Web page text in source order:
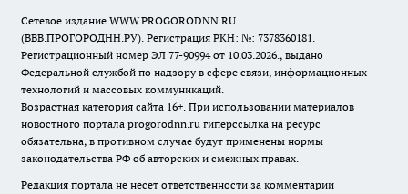
Сетевое издание WWW.PROGORODNN.RU
(ВВВ.ПРОГОРОДНН.РУ). Регистрация РКН: №: 7378360181.
Регистрационный номер ЭЛ 77-90994 от 10.03.2026., выдано
Федеральной службой по надзору в сфере связи, информационных
технологий и массовых коммуникаций.
Возрастная категория сайта 16+. При использовании материалов
новостного портала progorodnn.ru гиперссылка на ресурс
обязательна, в противном случае будут применены нормы
законодательства РФ об авторских и смежных правах.
Редакция портала не несет ответственности за комментарии